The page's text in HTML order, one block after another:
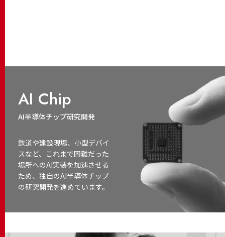
AI Chip
AI半導体チップ研究開発
鉄道や建設現場、小型デバイ
スなど、これまで困難だった
場所へのAI実装を加速させる
ため、独自のAI半導体チップ
の研究開発を進めています。